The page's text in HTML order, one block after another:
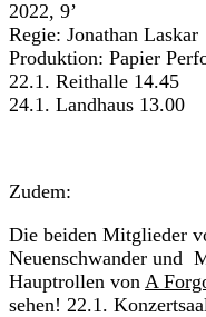
2022, 9’
Regie: Jonathan Laskar
Produktion: Papier
22.1. Reithalle 14.45
24.1. Landhaus 13.00
Zudem:
Die beiden Mitglieder
Neuenschwander und
Hauptrollen von A
sehen! 22.1.